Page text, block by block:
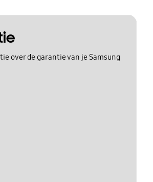
over de garantie van je Samsung